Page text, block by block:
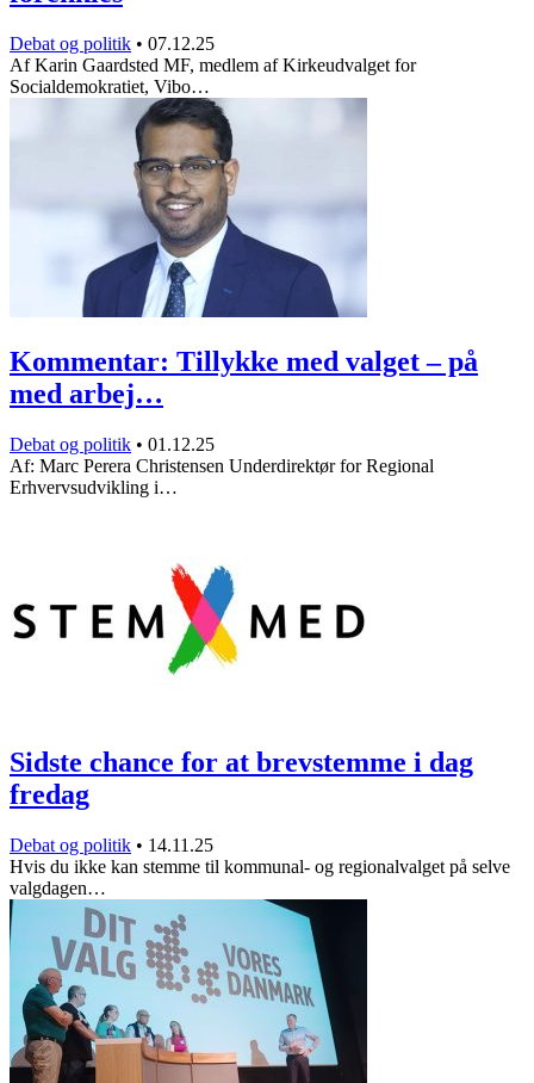
Debat og politik • 07.12.25
Af Karin Gaardsted MF, medlem af Kirkeudvalget for
Socialdemokratiet, Vibo…
Kommentar: Tillykke med valget – på
med arbej…
Debat og politik • 01.12.25
Af: Marc Perera Christensen Underdirektør for Regional
Erhvervsudvikling i…
Sidste chance for at brevstemme i dag
fredag
Debat og politik • 14.11.25
Hvis du ikke kan stemme til kommunal- og regionalvalget på selve
valgdagen…